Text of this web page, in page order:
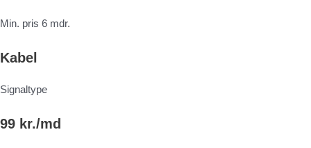
Min. pris 6 mdr.
Kabel
Signaltype
99 kr./md